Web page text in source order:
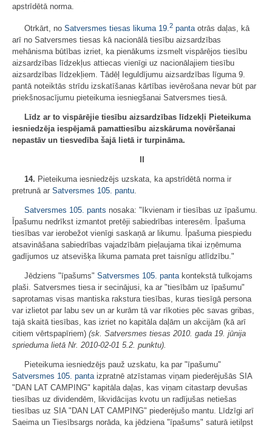
apstrīdētā norma.
Otrkārt, no Satversmes tiesas likuma 19. 2 panta otrās daļas, kā
arī no Satversmes tiesas kā nacionālā tiesību aizsardzības
mehānisma būtības izriet, ka pienākums izsmelt vispārējos tiesību
aizsardzības līdzekļus attiecas vienīgi uz nacionālajiem tiesību
aizsardzības līdzekļiem. Tādēļ Ieguldījumu aizsardzības līguma 9.
pantā noteiktās strīdu izskatīšanas kārtības ievērošana nevar būt par
priekšnosacījumu pieteikuma iesniegšanai Satversmes tiesā.
Līdz ar to vispārējie tiesību aizsardzības līdzekļi Pieteikuma
iesniedzēja iespējamā pamattiesību aizskāruma novēršanai
nepastāv un tiesvedība šajā lietā ir turpināma.
14. Pieteikuma iesniedzējs uzskata, ka apstrīdētā norma ir
pretrunā ar Satversmes 105. pantu
Satversmes 105. pants nosaka: "Ikvienam ir tiesības uz īpašumu.
Īpašumu nedrīkst izmantot pretēji sabiedrības interesēm. Īpašuma
tiesības var ierobežot vienīgi saskaņā ar likumu. Īpašuma piespiedu
atsavināšana sabiedrības vajadzībām pieļaujama tikai izņēmuma
gadījumos uz atsevišķa likuma pamata pret taisnīgu atlīdzību."
Jēdziens "īpašums" Satversmes 105. panta kontekstā tulkojams
plaši. Satversmes tiesa ir secinājusi, ka ar "tiesībām uz īpašumu"
saprotamas visas mantiska rakstura tiesības, kuras tiesīgā persona
var izlietot par labu sev un ar kurām tā var rīkoties pēc savas gribas,
tajā skaitā tiesības, kas izriet no kapitāla daļām un akcijām (kā arī
citiem vērtspapīriem) (sk. Satversmes tiesas 2010. gada 19. jūnija
sprieduma lietā Nr. 2010-02-01 5.2. punktu).
Pieteikuma iesniedzējs pauž uzskatu, ka par "īpašumu"
Satversmes 105. panta izpratnē atzīstamas viņam piederējušās SIA
"DAN LAT CAMPING" kapitāla daļas, kas viņam citastarp devušas
tiesības uz dividendēm, likvidācijas kvotu un radījušas netiešas
tiesības uz SIA "DAN LAT CAMPING" piederējušo mantu. Līdzīgi arī
Saeima un Tiesībsargs norāda, ka jēdziena "īpašums" saturā ietilpst